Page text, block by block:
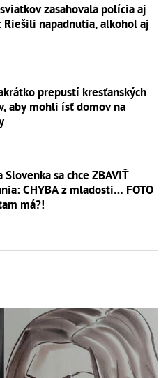
sviatkov zasahovala polícia aj
Riešili napadnutia, alkohol aj
prepustí kresťanských
aby mohli ísť domov na
Slovenka sa chce ZBAVIŤ
CHYBA z mladosti… FOTO
má?!